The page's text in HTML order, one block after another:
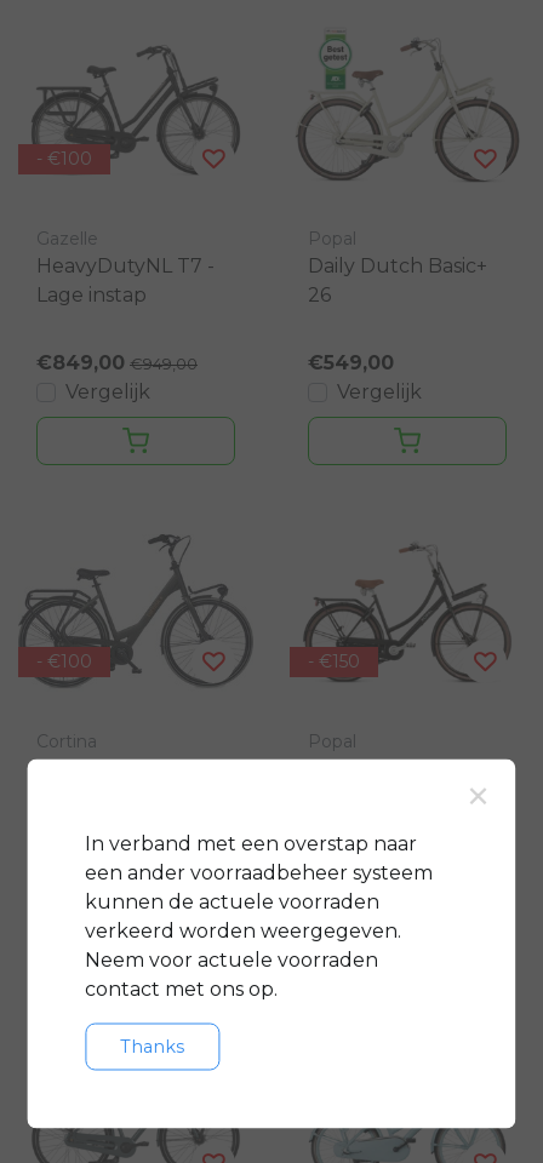
- €100
Gazelle
HeavyDutyNL T7 -
Lage instap
€849,00 €949,00
Vergelijk
Popal
Daily Dutch Basic+
26
€549,00
Vergelijk
- €100
Cortina
€1.039,00 €1.139,00
Vergelijk
- €150
Popal
€599,00 €749,00
Vergelijk
×
In verband met een overstap naar
een ander voorraadbeheer systeem
kunnen de actuele voorraden
verkeerd worden weergegeven.
Neem voor actuele voorraden
contact met ons op.
Thanks